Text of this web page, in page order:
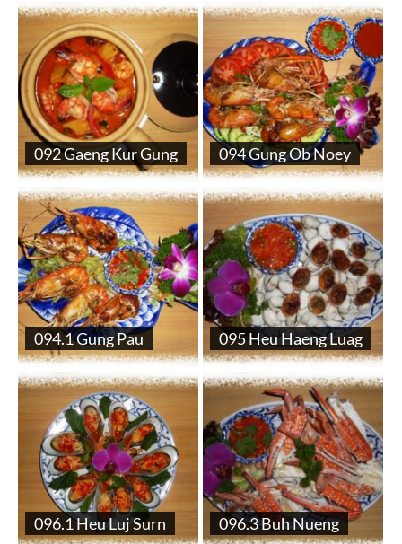
092 Gaeng Kur Gung 094 Gung Ob Noey
094.1 Gung Pau 095 Heu Haeng Luag
096.1 Heu Luj Surn 096.3 Buh Nueng